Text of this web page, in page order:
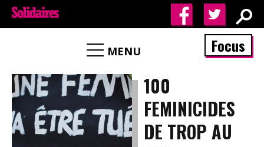
MENU Focus
100
FEMINICIDES
DE TROP AU